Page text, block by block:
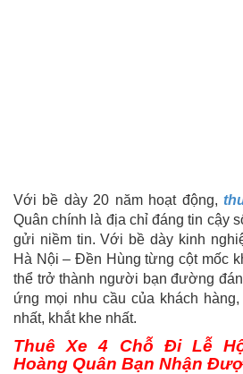
Với bề dày 20 năm hoạt động,
Quân chính là địa chỉ đáng tin cậy
gửi niềm tin. Với bề dày kinh
Hà Nội – Đền Hùng từng cột mốc
thể trở thành người bạn đường
ứng mọi nhu cầu của khách
nhất, khắt khe nhất.
Thuê Xe 4 Chỗ Đi Lễ
Hoàng Quân Bạn Nhận